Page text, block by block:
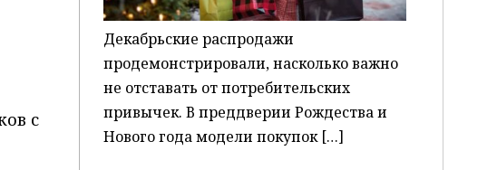
с
Декабрьские распродажи
продемонстрировали, насколько важно
не отставать от потребительских
привычек. В преддверии Рождества и
Нового года модели покупок […]